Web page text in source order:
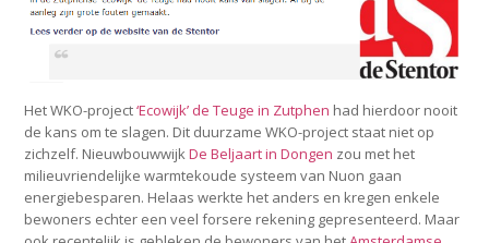
Het WKO-project‘Ecowijk’ de Teuge in Zutphen had hierdoor nooit
de kans om te slagen. Dit duurzame WKO-project staat niet op
zichzelf. NieuwbouwwijkDe Beljaart in Dongen zou met het
milieuvriendelijke warmtekoude systeem van Nuon gaan
energiebesparen. Helaas werkte het anders en kregen enkele
bewoners echter een veel forsere rekening gepresenteerd. Maar